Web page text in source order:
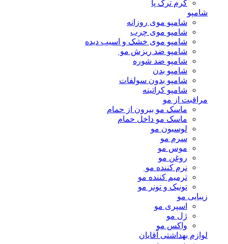
کرم ترک پا
شامپو
شامپو موی روزانه
شامپو موی چرب
شامپو موی خشک و اسیب دیده
شامپو ضد ریزش مو
شامپو ضد شوره
شامپو بدن
شامپو بدون سولفات
شامپو کراتینه
مراقبت از مو
ماسک مو بیرون از حمام
ماسک مو داخل حمام
لوسیون مو
سرم مو
موس مو
روغن مو
نرم کننده مو
ترمیم کننده مو
تونیک و تونر مو
زیبایی مو
اسپری مو
ژل مو
واکس مو
لوازم بهداشتی آقایان